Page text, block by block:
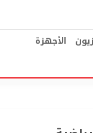
الأجهزة